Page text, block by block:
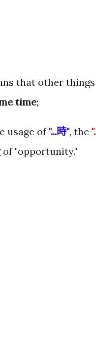
that other things
time;
usage of"...時", the
"opportunity."